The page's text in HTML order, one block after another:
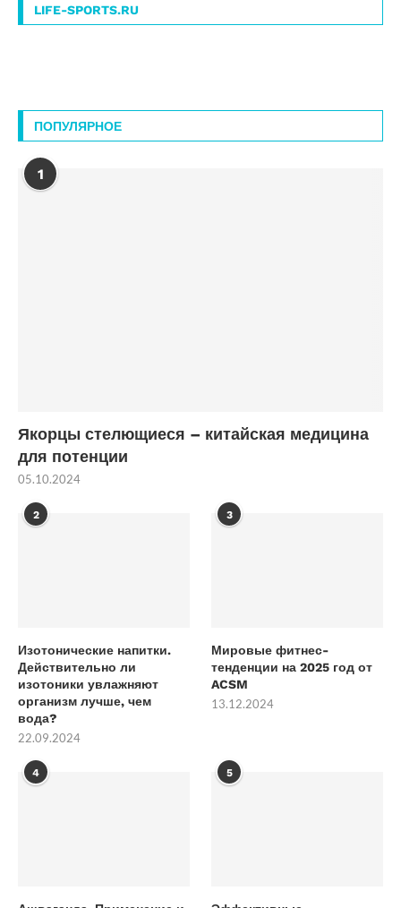
LIFE-SPORTS.RU
ПОПУЛЯРНОЕ
1
Якорцы стелющиеся – китайская медицина
для потенции
05.10.2024
2
Изотонические напитки.
Действительно ли
изотоники увлажняют
организм лучше, чем
вода?
22.09.2024
3
Мировые фитнес-
тенденции на 2025 год от
ACSM
13.12.2024
4 5